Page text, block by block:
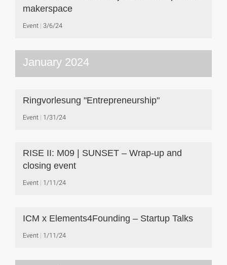
makerspace
Event 3/6/24
January 2024
Ringvorlesung "Entrepreneurship"
Event 1/31/24
RISE II: M09 | SUNSET – Wrap-up and
closing event
Event 1/11/24
ICM x Elements4Founding – Startup Talks
Event 1/11/24